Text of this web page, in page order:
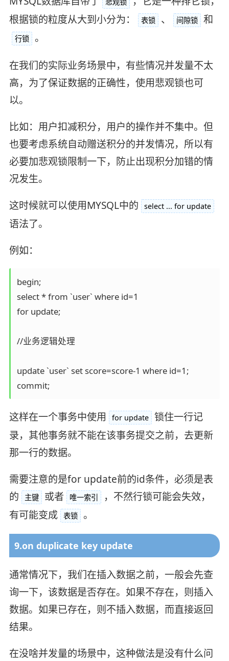
悲观锁
根据锁的粒度从大到小分为：
表锁 、 间隙锁 和
行锁 。
在我们的实际业务场景中，有些情况并发量不太
高，为了保证数据的正确性，使用悲观锁也可
以。
比如：用户扣减积分，用户的操作并不集中。但
也要考虑系统自动赠送积分的并发情况，所以有
必要加悲观锁限制一下，防止出现积分加错的情
况发生。
这时候就可以使用MYSQL中的
select ... for update
语法了。
例如：
begin;
select * from `user` where id=1
for update;
//业务逻辑处理
update `user` set score=score-1 where id=1;
commit;
这样在一个事务中使用 for update 锁住一行记
录，其他事务就不能在该事务提交之前，去更新
那一行的数据。
需要注意的是for update前的id条件，必须是表
的
主键 或者 唯一索引
，不然行锁可能会失效，
有可能变成 表锁 。
9.on duplicate key update
通常情况下，我们在插入数据之前，一般会先查
询一下，该数据是否存在。如果不存在，则插入
数据。如果已存在，则不插入数据，而直接返回
结果。
在没啥并发量的场景中，这种做法是没有什么问